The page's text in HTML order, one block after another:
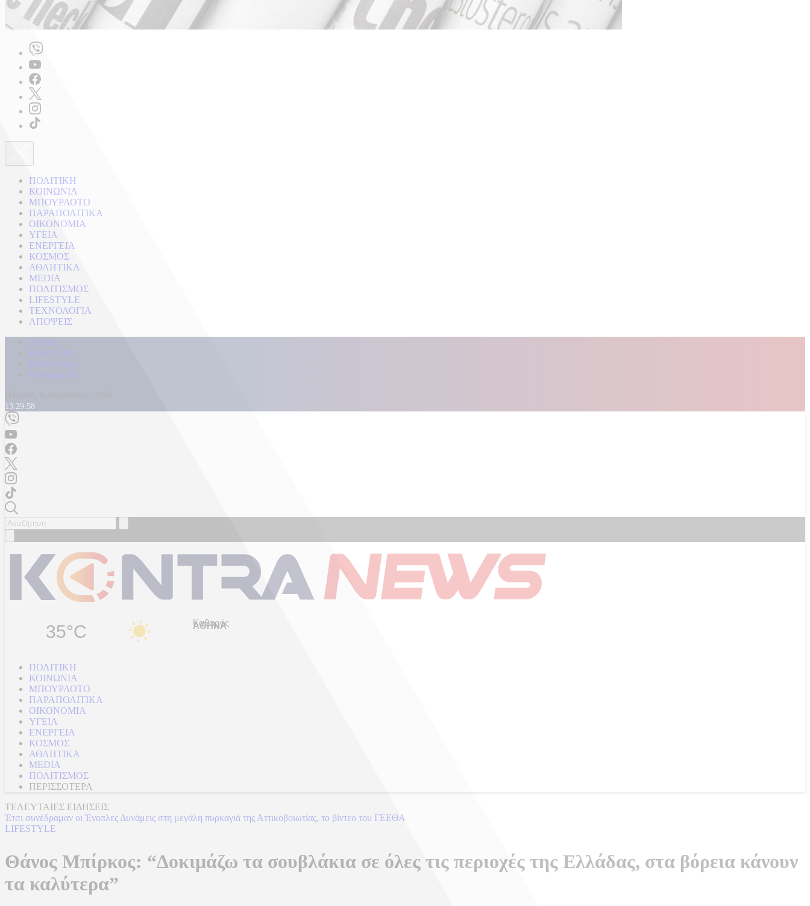
ΠΟΛΙΤΙΚΗ
ΚΟΙΝΩΝΙΑ
ΜΠΟΥΡΛΟΤΟ
ΠΑΡΑΠΟΛΙΤΙΚΑ
ΟΙΚΟΝΟΜΙΑ
ΥΓΕΙΑ
ΕΝΕΡΓΕΙΑ
ΚΟΣΜΟΣ
ΑΘΛΗΤΙΚΑ
MEDIA
ΠΟΛΙΤΙΣΜΟΣ
LIFESTYLE
ΤΕΧΝΟΛΟΓΙΑ
ΑΠΟΨΕΙΣ
Αρχική
Kontra Live
Καταγγελίες
Επικοινωνία
13:30:02
35°C Καθαρός
ΠΟΛΙΤΙΚΗ
ΚΟΙΝΩΝΙΑ
ΜΠΟΥΡΛΟΤΟ
ΠΑΡΑΠΟΛΙΤΙΚΑ
ΟΙΚΟΝΟΜΙΑ
ΥΓΕΙΑ
ΕΝΕΡΓΕΙΑ
ΚΟΣΜΟΣ
ΑΘΛΗΤΙΚΑ
MEDIA
ΠΟΛΙΤΙΣΜΟΣ
ΠΕΡΙΣΣΟΤΕΡΑ
ΤΕΛΕΥΤΑΙΕΣ ΕΙΔΗΣΕΙΣ
Έτσι συνέδραμαν οι Ένοπλες Δυνάμεις στη μεγάλη πυρκαγιά της Αττικοβοιωτίας, το βίντεο του ΓΕΕΘΑ
LIFESTYLE
Θάνος Μπίρκος: “Δοκιμάζω τα σουβλάκια σε όλες τις περιοχές της Ελλάδας, στα βόρεια κάνουν
τα καλύτερα”